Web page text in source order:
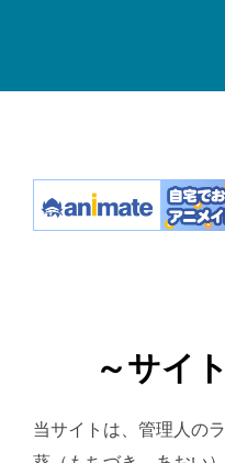
～サイ
当サイトは、管理人の